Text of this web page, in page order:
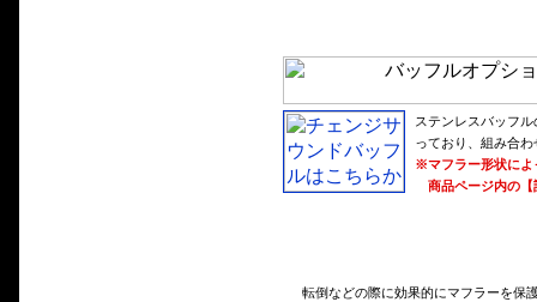
ステンレスバッフ
っており、組み合
※マフラー形状によ
商品ページ内の【
転倒などの際に効果的にマフラーを保